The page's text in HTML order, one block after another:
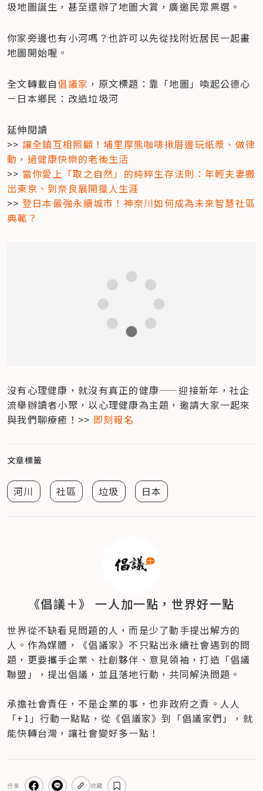
圾地圖誕生，甚至還辦了地圖大賞，廣邀民眾票選。
你家旁邊也有小河嗎？也許可以先從找附近居民一起畫
地圖開始喔。
全文轉載自倡議家 ，原文標題：靠「地圖」喚起公德心
－日本鄉民：改造垃圾河
延伸閱讀
>> 讓全鎮互相照顧！埔里厚熊咖啡揪厝邊玩紙漿、做律
動，過健康快樂的老後生活
>> 當你愛上「取之自然」的純粹生存法則：年輕夫妻搬
出東京、到奈良展開獵人生涯
>> 登日本最強永續城市！神奈川如何成為未來智慧社區
典範？
沒有心理健康，就沒有真正的健康——迎接新年，社企
流舉辦讀者小聚，以心理健康為主題，邀請大家一起來
與我們聊療癒！>> 即刻報名
文章標籤
河川 社區 垃圾 日本
《倡議＋》 一人加一點，世界好一點
世界從不缺看見問題的人，而是少了動手提出解方的
人。作為媒體，《倡議家》不只點出永續社會遇到的問
題，更要攜手企業、社創夥伴、意見領袖，打造「倡議
聯盟」，提出倡議，並且落地行動，共同解決問題。
承擔社會責任，不是企業的事，也非政府之責。人人
「+1」行動一點點，從《倡議家》到「倡議家們」，就
能快轉台灣，讓社會變好多一點！
分享 收藏